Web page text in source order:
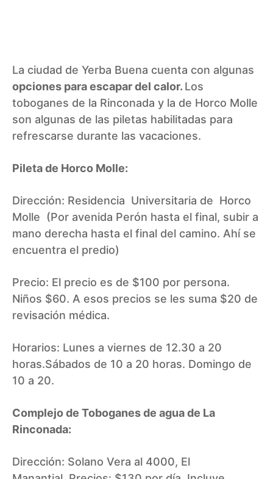
La ciudad de Yerba Buena cuenta con algunas
opciones para escapar del calor. Los
toboganes de la Rinconada y la de Horco Molle
son algunas de las piletas habilitadas para
refrescarse durante las vacaciones.
Pileta de Horco Molle:
Dirección: Residencia Universitaria de Horco
Molle (Por avenida Perón hasta el final, subir a
mano derecha hasta el final del camino. Ahí se
encuentra el predio)
Precio: El precio es de $100 por persona.
Niños $60. A esos precios se les suma $20 de
revisación médica.
Horarios: Lunes a viernes de 12.30 a 20
horas.Sábados de 10 a 20 horas. Domingo de
10 a 20.
Complejo de Toboganes de agua de La
Rinconada:
Dirección: Solano Vera al 4000, El